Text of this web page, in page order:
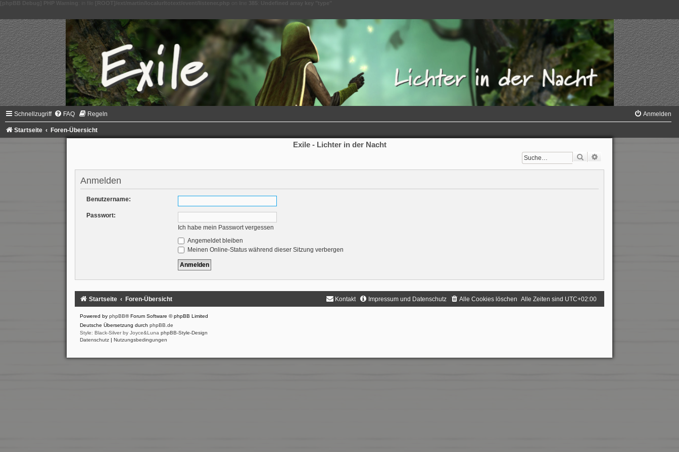
Schnellzugriff FAQ Regeln Anmelden
Startseite Foren-Übersicht
Exile - Lichter in der Nacht
Suche
Anmelden
Benutzername:
Passwort:
Ich habe mein Passwort vergessen
Angemeldet bleiben
Meinen Online-Status während dieser Sitzung verbergen
Startseite Foren-Übersicht Alle Zeiten sind UTC+02:00
Alle Cookies löschen
Impressum und Datenschutz
Kontakt
Powered by phpBB® Forum Software © phpBB Limited
Deutsche Übersetzung durch phpBB.de
Style: Black-Silver by Joyce&Luna phpBB-Style-Design
Datenschutz | Nutzungsbedingungen